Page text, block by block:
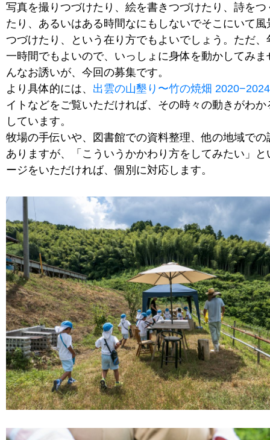
写真を撮りつづけたり、絵を書きつづけたり、詩をつ
たり、あるいはある時間なにもしないでそこにいて風
つづけたり、という在り方でもよいでしょう。ただ、
一時間でもよいので、いっしょに身体を動かしてみま
んなお誘いが、今回の募集です。
より具体的には、 出雲の山墾り〜竹の焼畑 2020−2024
イトなどをご覧いただければ、その時々の動きがわか
しています。
牧場の手伝いや、図書館での資料整理、他の地域での
ありますが、「こういうかかわり方をしてみたい」と
ージをいただければ、個別に対応します。